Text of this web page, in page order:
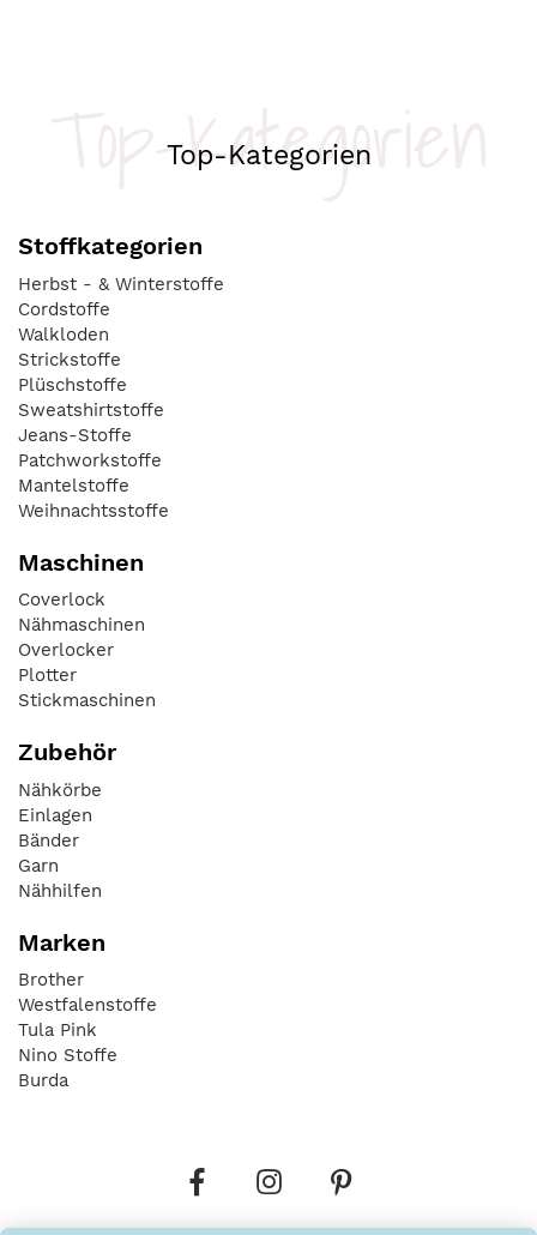
Top-Kategorien
Top-Kategorien
Stoffkategorien
Herbst - & Winterstoffe
Cordstoffe
Walkloden
Strickstoffe
Plüschstoffe
Sweatshirtstoffe
Jeans-Stoffe
Patchworkstoffe
Mantelstoffe
Weihnachtsstoffe
Maschinen
Coverlock
Nähmaschinen
Overlocker
Plotter
Stickmaschinen
Zubehör
Nähkörbe
Einlagen
Bänder
Garn
Nähhilfen
Marken
Brother
Westfalenstoffe
Tula Pink
Nino Stoffe
Burda